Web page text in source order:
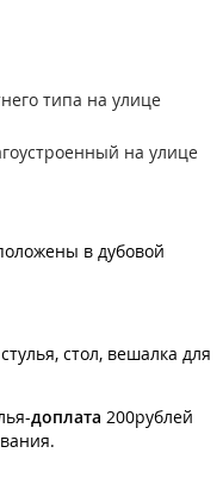
типа на улице
на улице
в дубовой
стол, вешалка для
доплата 200рублей